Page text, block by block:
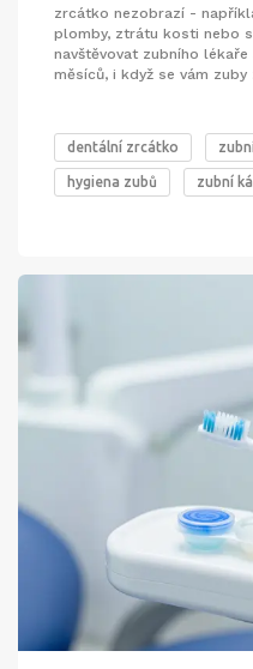
zrcátko nezobrazí -
plomby, ztrátu kosti nebo
navštěvovat zubního
měsíců, i když se vám
dentální zrcátko
hygiena zubů zubní